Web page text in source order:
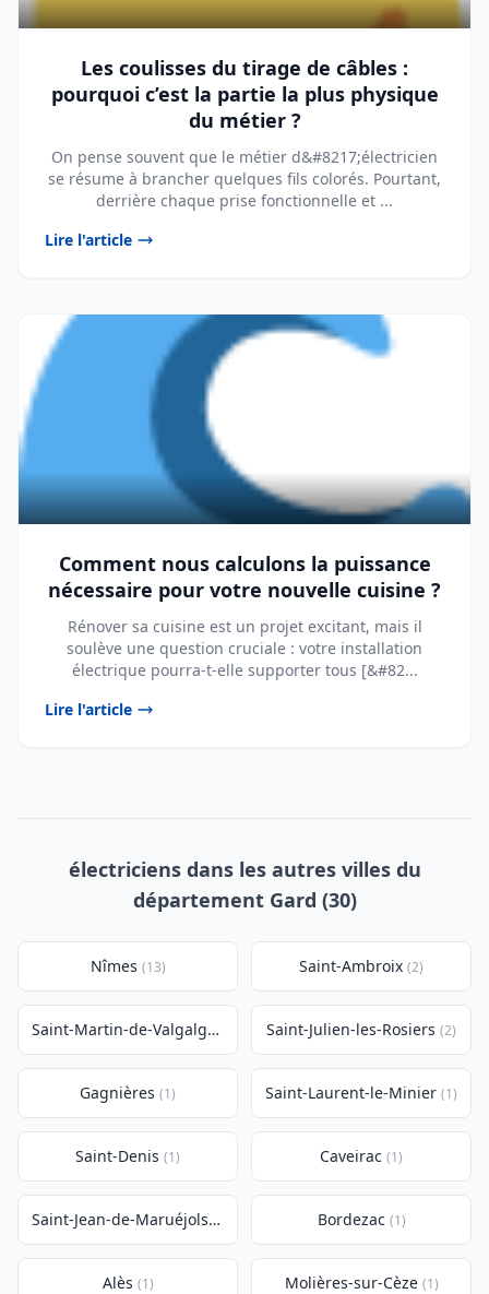
Les coulisses du tirage de câbles :
pourquoi c’est la partie la plus physique
du métier ?
On pense souvent que le métier d&#8217;électricien
se résume à brancher quelques fils colorés. Pourtant,
derrière chaque prise fonctionnelle et ...
Lire l'article
Comment nous calculons la puissance
nécessaire pour votre nouvelle cuisine ?
Rénover sa cuisine est un projet excitant, mais il
soulève une question cruciale : votre installation
électrique pourra-t-elle supporter tous [&#82...
Lire l'article
électriciens dans les autres villes du
département Gard (30)
Nîmes (13) Saint-Ambroix (2)
Saint-Martin-de-Valgalgues Saint-Julien-les-Rosiers (2)
Gagnières (1) Saint-Laurent-le-Minier (1)
Saint-Denis (1) Caveirac (1)
Saint-Jean-de-Maruéjols-et-Avéjan Bordezac (1)
Alès (1) Molières-sur-Cèze (1)